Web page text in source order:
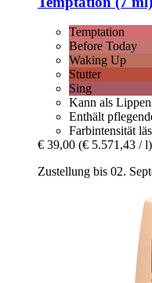
Temptation
Before Today
Waking Up
Stutter
Sing
Kann als
Enthält
Farbintensität
€ 39,00 (€ 5.571,43 / l)
Zustellung bis 02.